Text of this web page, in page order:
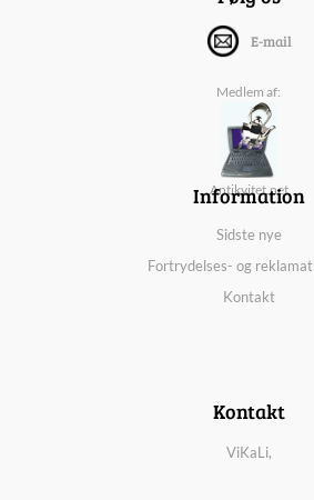
E-mail
Medlem af:
Antikvitet.net
Information
Sidste nye
Fortrydelses- og
Kontakt
Kontakt
ViKaLi,